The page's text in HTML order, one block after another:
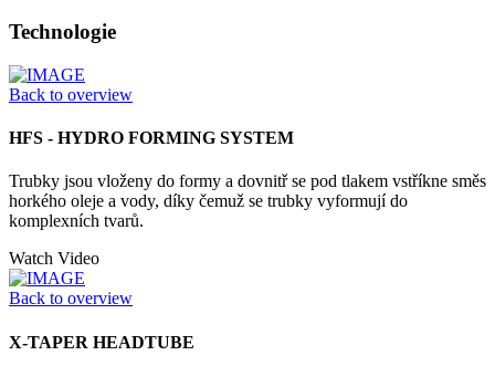
Technologie
Back to overview
HFS - HYDRO FORMING SYSTEM
Trubky jsou vloženy do formy a dovnitř se pod tlakem vstříkne směs
horkého oleje a vody, díky čemuž se trubky vyformují do
komplexních tvarů.
Watch Video
Back to overview
X-TAPER HEADTUBE